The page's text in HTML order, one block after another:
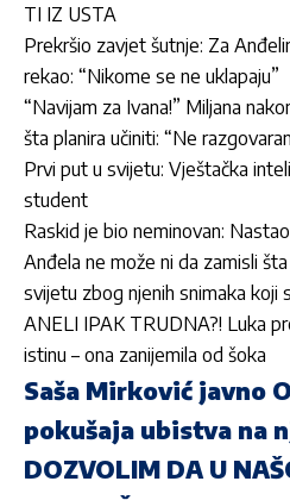
TI IZ USTA
Prekršio zavjet šutnje: Za
rekao: “Nikome se ne uklapaju”
“Navijam za Ivana!” Miljana
šta planira učiniti: “Ne
Prvi put u svijetu: Vještačka
student
Raskid je bio neminovan:
Anđela ne može ni da zamisli
svijetu zbog njenih snimaka koji
ANELI IPAK TRUDNA?! Luka
istinu – ona zanijemila od šoka
Saša Mirković javno
pokušaja ubistva na
DOZVOLIM DA U